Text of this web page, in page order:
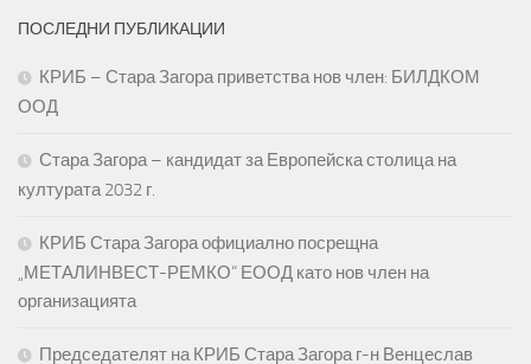
ПОСЛЕДНИ ПУБЛИКАЦИИ
КРИБ – Стара Загора приветства нов член: БИЛДКОМ
ООД
Стара Загора – кандидат за Европейска столица на
културата 2032 г.
КРИБ Стара Загора официално посрещна
„МЕТАЛИНВЕСТ-РЕМКО“ ЕООД като нов член на
организацията
Председателят на КРИБ Стара Загора г-н Венцеслав